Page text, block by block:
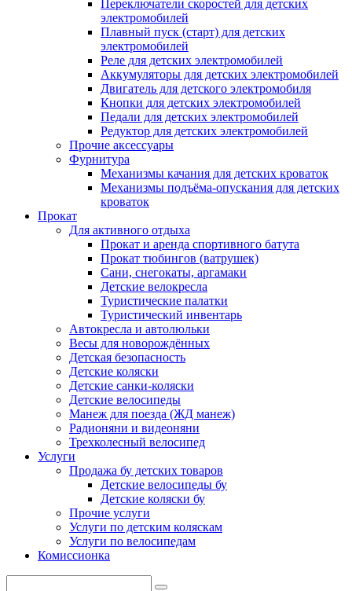
Переключатели скоростей для детских
электромобилей
Плавный пуск (старт) для детских
электромобилей
Реле для детских электромобилей
Аккумуляторы для детских электромобилей
Двигатель для детского электромобиля
Кнопки для детских электромобилей
Педали для детских электромобилей
Редуктор для детских электромобилей
Прочие аксессуары
Фурнитура
Механизмы качания для детских кроваток
Механизмы подъёма-опускания для детских
кроваток
Прокат
Для активного отдыха
Прокат и аренда спортивного батута
Прокат тюбингов (ватрушек)
Сани, снегокаты, аргамаки
Детские велокресла
Туристические палатки
Туристический инвентарь
Автокресла и автолюльки
Весы для новорождённых
Детская безопасность
Детские коляски
Детские санки-коляски
Детские велосипеды
Манеж для поезда (ЖД манеж)
Радионяни и видеоняни
Трехколесный велосипед
Услуги
Продажа бу детских товаров
Детские велосипеды бу
Детские коляски бу
Прочие услуги
Услуги по детским коляскам
Услуги по велосипедам
Комиссионка